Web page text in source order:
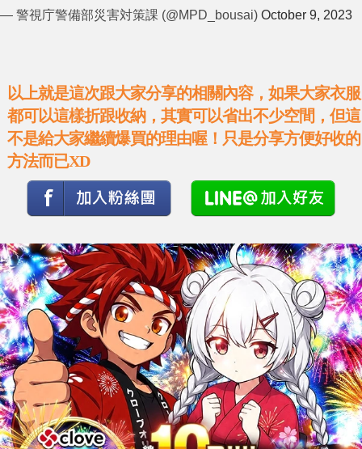
— 警視庁警備部災害対策課 (@MPD_bousai) October 9, 2023
以上就是這次跟大家分享的相關內容，如果大家衣服
都可以這樣折跟收納，其實可以省出不少空間，但這
不是給大家繼續爆買的理由喔！只是分享方便好收的
方法而已XD